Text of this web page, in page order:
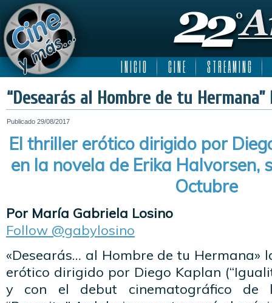
I N I C I O C I N E S T R E A M I N G
“Desearás al Hombre de tu
Publicado 29/08/2017
El thriller erótico dirigido por
en la novela de Erika Halvorsen,
Octubre
Por María Gabriela Losino
Follow @gabylosino
«Desearás… al Hombre de tu Hermana»
erótico dirigido por Diego Kaplan
y con el debut cinematográfico de